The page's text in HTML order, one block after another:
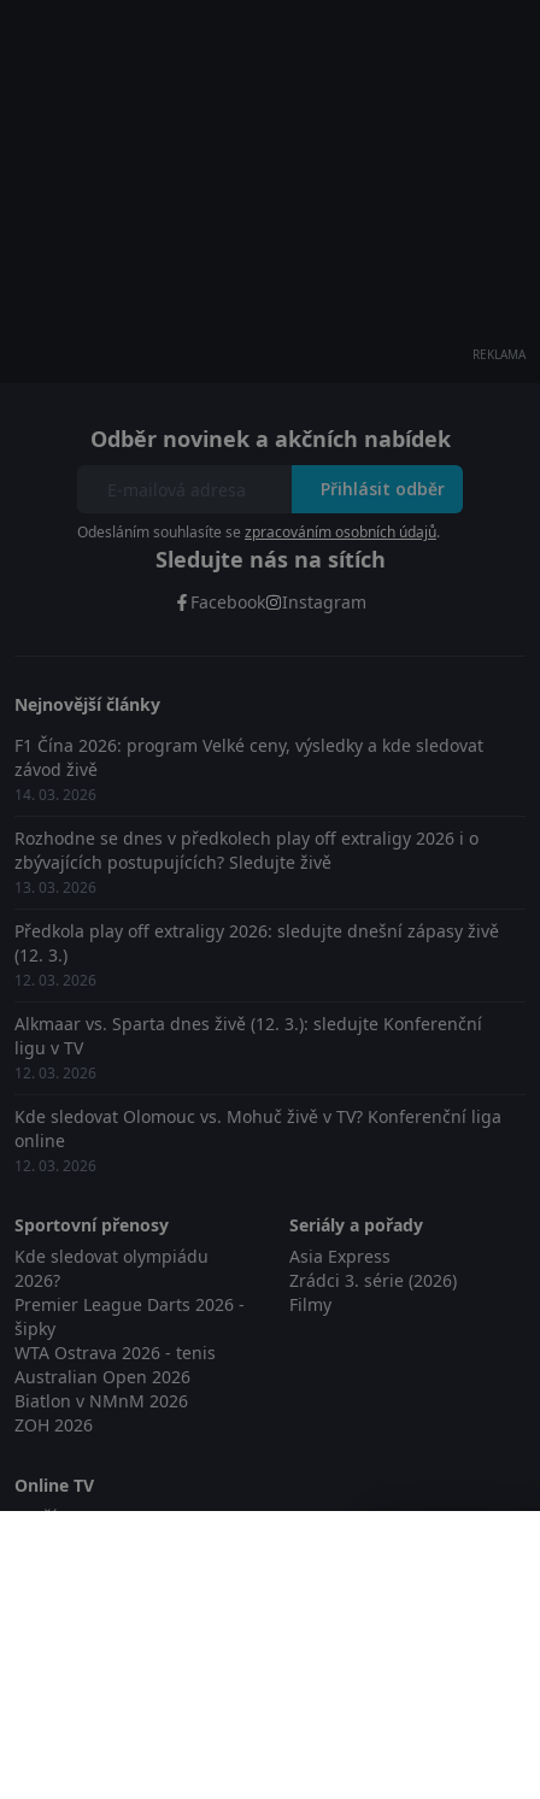
REKLAMA
Odběr novinek a akčních nabídek
Přihlásit odběr
Odesláním souhlasíte se zpracováním osobních údajů.
Sledujte nás na sítích
Facebook Instagram
Nejnovější články
F1 Čína 2026: program Velké ceny, výsledky a kde sledovat
závod živě
14. 03. 2026
Rozhodne se dnes v předkolech play off extraligy 2026 i o
zbývajících postupujících? Sledujte živě
13. 03. 2026
Předkola play off extraligy 2026: sledujte dnešní zápasy živě
(12. 3.)
12. 03. 2026
Alkmaar vs. Sparta dnes živě (12. 3.): sledujte Konferenční
ligu v TV
12. 03. 2026
Kde sledovat Olomouc vs. Mohuč živě v TV? Konferenční liga
online
12. 03. 2026
Sportovní přenosy
Kde sledovat olympiádu
2026?
Premier League Darts 2026 -
šipky
WTA Ostrava 2026 - tenis
Australian Open 2026
Biatlon v NMnM 2026
ZOH 2026
Seriály a pořady
Asia Express
Zrádci 3. série (2026)
Filmy
Online TV
Lepší.TV